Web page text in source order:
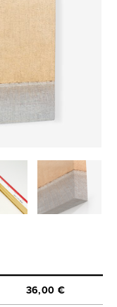
36,00 €